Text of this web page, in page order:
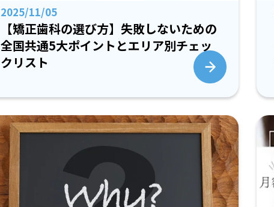
2025/11/05
【矯正歯科の選び方】失敗しないための
全国共通5大ポイントとエリア別チェッ
クリスト